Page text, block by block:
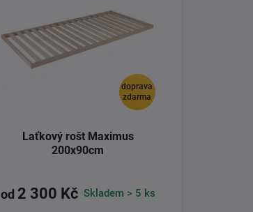
doprava
zdarma
Laťkový rošt Maximus
200x90cm
od 2 300 Kč Skladem > 5 ks